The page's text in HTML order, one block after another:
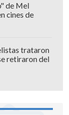
de Mel
cines de
trataron
retiraron del